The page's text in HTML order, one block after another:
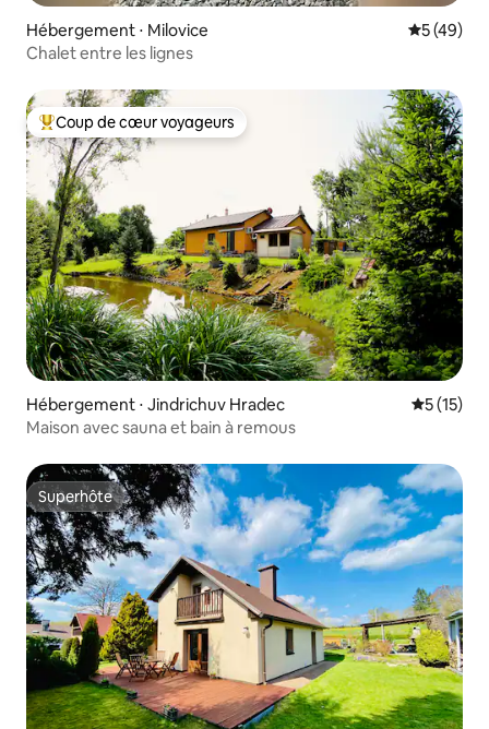
Hébergement ⋅ Milovice
5 (49)
Chalet entre les lignes
Coups de cœur voyageurs les plus appréciés
Coup de cœur voyageurs
Hébergement ⋅ Jindrichuv Hradec
5 (15)
Maison avec sauna et bain à remous
Superhôte
Superhôte